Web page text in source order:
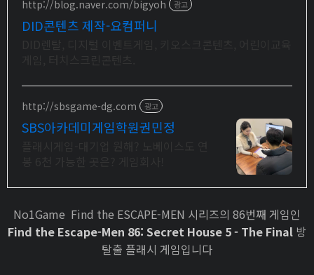
http://blog.naver.com/bigyoh 광고
DID콘텐츠 제작-요컴퍼니
http://sbsgame-dg.com 광고
SBS아카데미게임학원권민정
No1Game Find the ESCAPE-MEN 시리즈의 86번째 게임인
Find the Escape-Men 86: Secret House 5 - The Final 방
탈출 플래시 게임입니다